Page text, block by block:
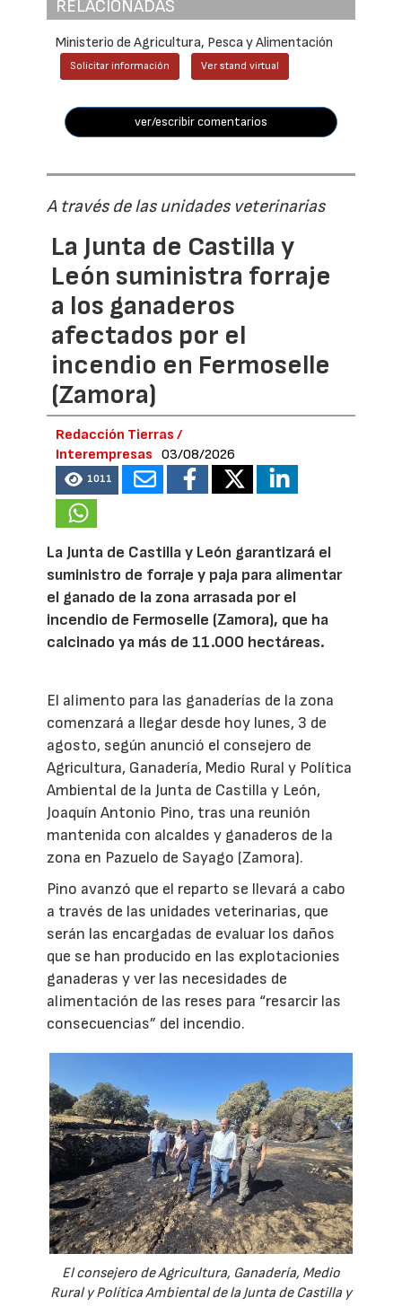
RELACIONADAS
Ministerio de Agricultura, Pesca y Alimentación
Solicitar información Ver stand virtual
ver/escribir comentarios
A través de las unidades veterinarias
La Junta de Castilla y
León suministra forraje
a los ganaderos
afectados por el
incendio en Fermoselle
(Zamora)
Redacción Tierras /
Interempresas
03/08/2026
1011
La Junta de Castilla y León garantizará el
suministro de forraje y paja para alimentar
el ganado de la zona arrasada por el
incendio de Fermoselle (Zamora), que ha
calcinado ya más de 11.000 hectáreas.
El alimento para las ganaderías de la zona
comenzará a llegar desde hoy lunes, 3 de
agosto, según anunció el consejero de
Agricultura, Ganadería, Medio Rural y Política
Ambiental de la Junta de Castilla y León,
Joaquín Antonio Pino, tras una reunión
mantenida con alcaldes y ganaderos de la
zona en Pazuelo de Sayago (Zamora).
Pino avanzó que el reparto se llevará a cabo
a través de las unidades veterinarias, que
serán las encargadas de evaluar los daños
que se han producido en las explotacionies
ganaderas y ver las necesidades de
alimentación de las reses para “resarcir las
consecuencias” del incendio.
El consejero de Agricultura, Ganadería, Medio
Rural y Política Ambiental de la Junta de Castilla y